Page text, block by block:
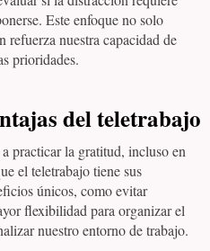
Este enfoque no solo
refuerza nuestra capacidad de
prioridades.
del teletrabajo
practicar la gratitud, incluso en
el teletrabajo tiene sus
únicos, como evitar
flexibilidad para organizar el
nuestro entorno de trabajo.